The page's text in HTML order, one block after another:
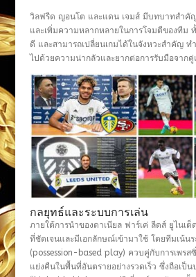
วิลฟรีด ญอนโต และแดน เจมส์ มีบทบาทสำคัญ
และเพิ่มความหลากหลายในการโจมตีของทีม
ดี และสามารถเปลี่ยนเกมได้ในจังหวะสำคัญ ท
ไปด้วยความน่ากลัวและยากต่อการรับมือจากคู่
กลยุทธ์และระบบการเล่น
ภายใต้การนำของดาเนียล ฟาร์เค่ ลีดส์ ยูไนเต็
ที่ชัดเจนและมีเอกลักษณ์เข้ามาใช้ โดยทีมเน้น
(possession-based play) ควบคู่กับการเพรสซิ่
แย่งคืนในพื้นที่อันตรายอย่างรวดเร็ว ซึ่งถือเป็